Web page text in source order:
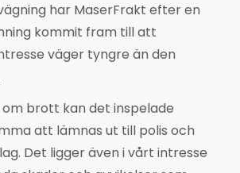
har MaserFrakt efter en
kommit fram till att
väger tyngre än den
om brott kan det inspelade
att lämnas ut till polis och
Det ligger även i vårt intresse